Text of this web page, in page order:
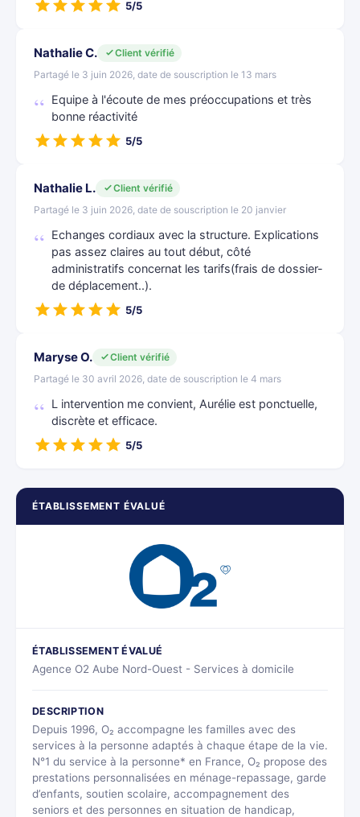
ÉTABLISSEMENT ÉVALUÉ
ÉTABLISSEMENT ÉVALUÉ
Agence O2 Aube Nord-Ouest - Services à domicile
DESCRIPTION
Depuis 1996, O₂ accompagne les familles avec des
services à la personne adaptés à chaque étape de la vie.
N°1 du service à la personne* en France, O₂ propose des
prestations personnalisées en ménage-repassage, garde
d’enfants, soutien scolaire, accompagnement des
seniors et des personnes en situation de handicap,
5/5
Nathalie C.
Client vérifié
Partagé le 3 juin 2026, date de souscription le 13 mars
Equipe à l'écoute de mes préoccupations et très
bonne réactivité
5/5
Nathalie L.
Client vérifié
Partagé le 3 juin 2026, date de souscription le 20 janvier
Echanges cordiaux avec la structure. Explications
pas assez claires au tout début, côté
administratifs concernat les tarifs(frais de dossier-
de déplacement..).
5/5
Maryse O.
Client vérifié
Partagé le 30 avril 2026, date de souscription le 4 mars
L intervention me convient, Aurélie est ponctuelle,
discrète et efficace.
5/5